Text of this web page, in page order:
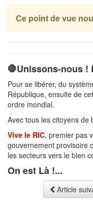
Ce point de vue
🛑Unissons-nous !
Pour se libérer, du
République, ensuite de
ordre mondial.
Avec tous les citoyens de
Vive le RIC, premier pas
gouvernement provisoire
les secteurs vers le bien
On est Là !...
Article